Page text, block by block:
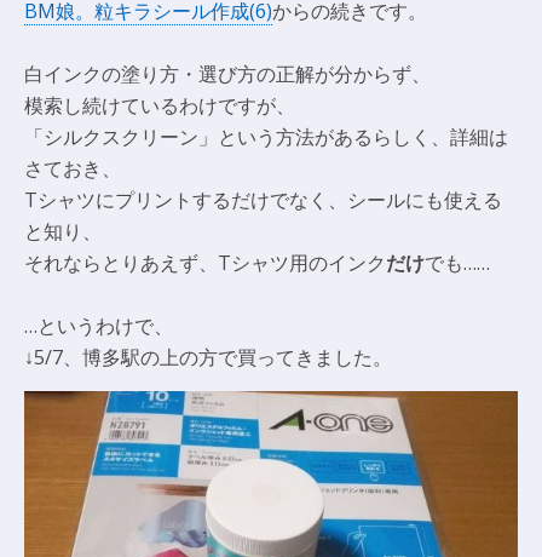
BM娘。粒キラシール作成(6)からの続きです。
白インクの塗り方・選び方の正解が分からず、
模索し続けているわけですが、
「シルクスクリーン」という方法があるらしく、詳細は
さておき、
Tシャツにプリントするだけでなく、シールにも使える
と知り、
それならとりあえず、Tシャツ用のインクだけでも……
…というわけで、
↓5/7、博多駅の上の方で買ってきました。